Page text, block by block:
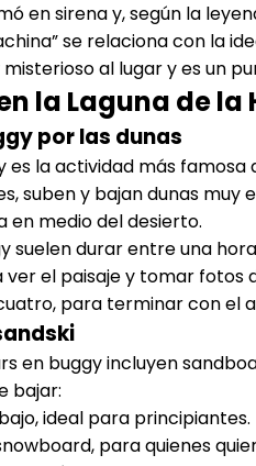
en sirena y, según la
se relaciona con la
al lugar y es un
la Laguna de
por las dunas
es la actividad más
suben y bajan dunas muy
en medio del desierto.
suelen durar entre una
ver el paisaje y tomar fotos
para terminar con el
en buggy incluyen
bajar:
ideal para principiantes.
para quienes